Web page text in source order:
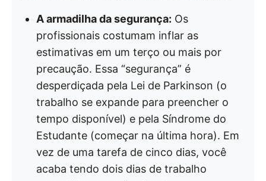
A armadilha da segurança: Os
profissionais costumam inflar as
estimativas em um terço ou mais por
precaução. Essa “segurança” é
desperdiçada pela Lei de Parkinson (o
trabalho se expande para preencher o
tempo disponível) e pela Síndrome do
Estudante (começar na última hora). Em
vez de uma tarefa de cinco dias, você
acaba tendo dois dias de trabalho